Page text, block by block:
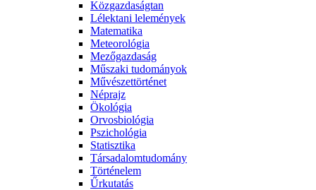
Közgazdaságtan
Lélektani lelemények
Matematika
Meteorológia
Mezőgazdaság
Műszaki tudományok
Művészettörténet
Néprajz
Ökológia
Orvosbiológia
Pszichológia
Statisztika
Társadalomtudomány
Történelem
Űrkutatás